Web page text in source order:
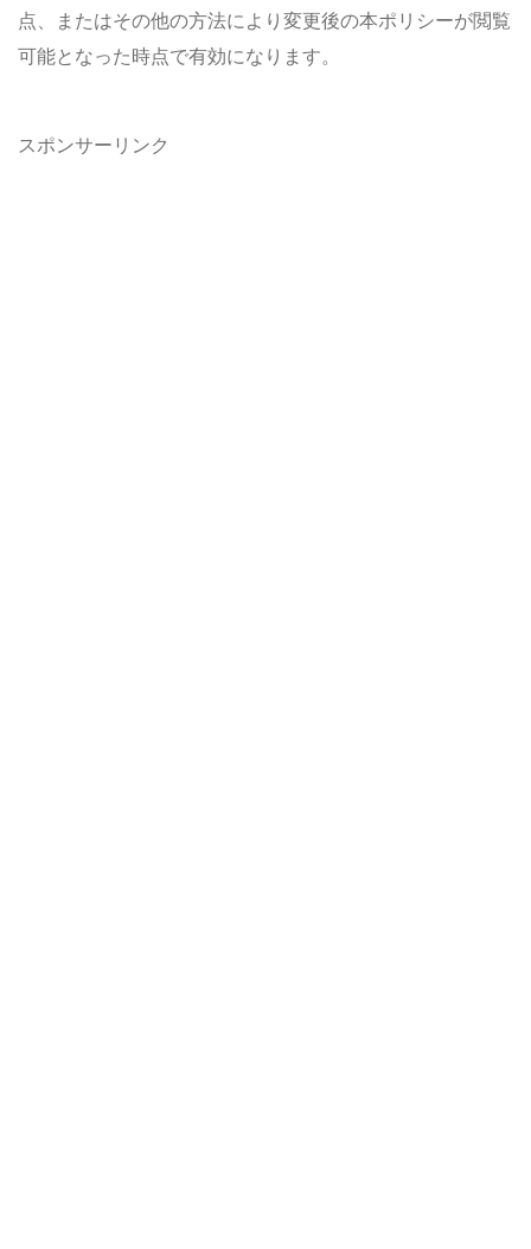
点、またはその他の方法により変更後の本ポリシーが閲覧
可能となった時点で有効になります。
スポンサーリンク